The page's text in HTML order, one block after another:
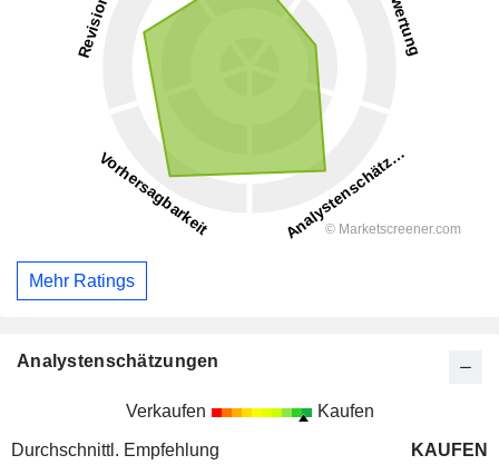
Mehr Ratings
Analystenschätzungen
Verkaufen Kaufen
Durchschnittl. Empfehlung
KAUFEN